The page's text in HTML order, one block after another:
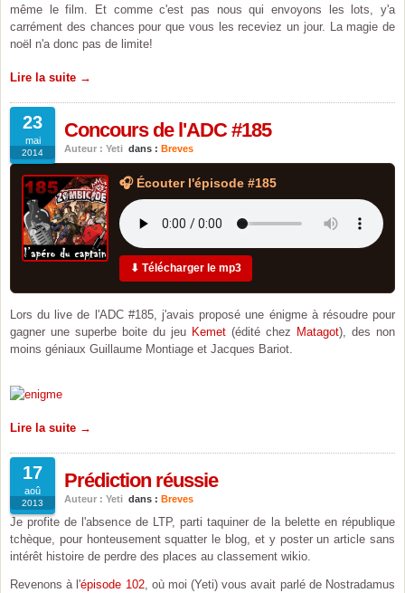
même le film. Et comme c'est pas nous qui envoyons les lots, y'a
carrément des chances pour que vous les receviez un jour. La magie de
noël n'a donc pas de limite!
Lire la suite →
23
mai
2014
Concours de l'ADC #185
Auteur : Yeti dans : Breves
🎧 Écouter l'épisode #185
⬇ Télécharger le mp3
Lors du live de l'ADC #185, j'avais proposé une énigme à résoudre pour
gagner une superbe boite du jeu Kemet (édité chez Matagot), des non
moins géniaux Guillaume Montiage et Jacques Bariot.
Lire la suite →
17
aoû
2013
Prédiction réussie
Auteur : Yeti dans : Breves
Je profite de l'absence de LTP, parti taquiner de la belette en république
tchèque, pour honteusement squatter le blog, et y poster un article sans
intérêt histoire de perdre des places au classement wikio.
Revenons à l'épisode 102, où moi (Yeti) vous avait parlé de Nostradamus